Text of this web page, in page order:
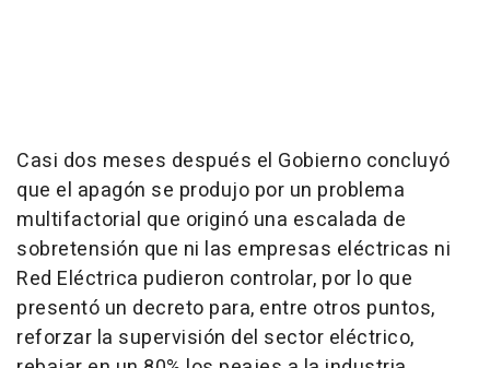
Casi dos meses después el Gobierno concluyó
que el apagón se produjo por un problema
multifactorial que originó una escalada de
sobretensión que ni las empresas eléctricas ni
Red Eléctrica pudieron controlar, por lo que
presentó un decreto para, entre otros puntos,
reforzar la supervisión del sector eléctrico,